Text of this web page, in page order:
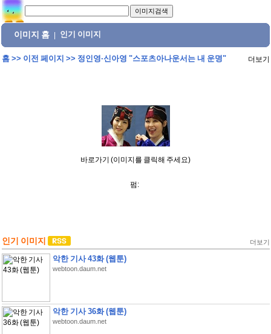
이미지 홈 인기 이미지
홈>> 이전 페이지 >> 정인영·신아영 "스포츠아나운서는 내 운명" 더보기
바로가기 (이미지를 클릭해 주세요)
펌:
인기 이미지 더보기
악한 기사 43화 (웹툰)
webtoon.daum.net
악한 기사 36화 (웹툰)
webtoon.daum.net